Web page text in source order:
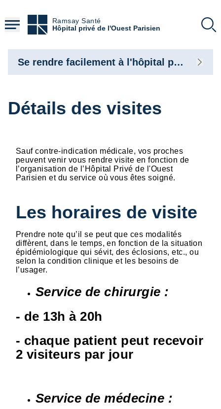
contenu
principal
Ramsay Santé
Hôpital privé de l'Ouest Parisien
Détails des visites
Sauf contre-indication médicale, vos proches
peuvent venir vous rendre visite en fonction de
l’organisation de l’Hôpital Privé de l'Ouest
Parisien et du service où vous êtes soigné.
Les horaires de visite
Prendre note qu’il se peut que ces modalités
diffèrent, dans le temps, en fonction de la situation
épidémiologique qui sévit, des éclosions, etc., ou
selon la condition clinique et les besoins de
l’usager.
Service de chirurgie :
- de 13h à 20h
- chaque patient peut recevoir
2 visiteurs par jour
Service de médecine :
Se rendre facilement à l'hôpital privé de l'Ouest Parisien